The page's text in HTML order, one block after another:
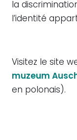
la
l’identité
Visitez le site
muzeum
en polonais).